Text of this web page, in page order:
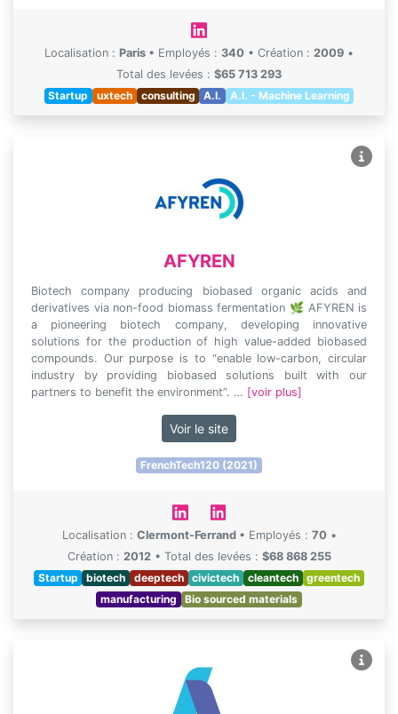
Localisation : Paris • Employés : 340 • Création : 2009 •
Total des levées : $65 713 293
Startup
uxtech consulting A.I. A.I. - Machine Learning
AFYREN
Biotech company producing biobased organic acids and
derivatives via non-food biomass fermentation 🌿 AFYREN is
a pioneering biotech company, developing innovative
solutions for the production of high value-added biobased
compounds. Our purpose is to “enable low-carbon, circular
industry by providing biobased solutions built with our
partners to benefit the environment”. … [voir plus]
Voir le site
FrenchTech120 (2021)
Localisation : Clermont-Ferrand • Employés : 70 •
Création : 2012 • Total des levées : $68 868 255
Startup
biotech deeptech civictech cleantech
greentech
manufacturing
Bio sourced materials